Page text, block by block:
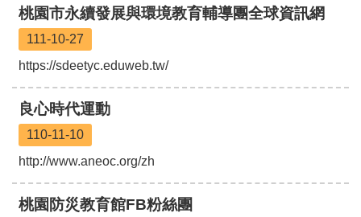
學
校
兒
園
所
學
習
資
源
桃園市永續發展與環境教育輔導團全球資訊網
111-10-27
https://sdeetyc.eduweb.tw/
良心時代運動
110-11-10
http://www.aneoc.org/zh
桃園防災教育館FB粉絲團